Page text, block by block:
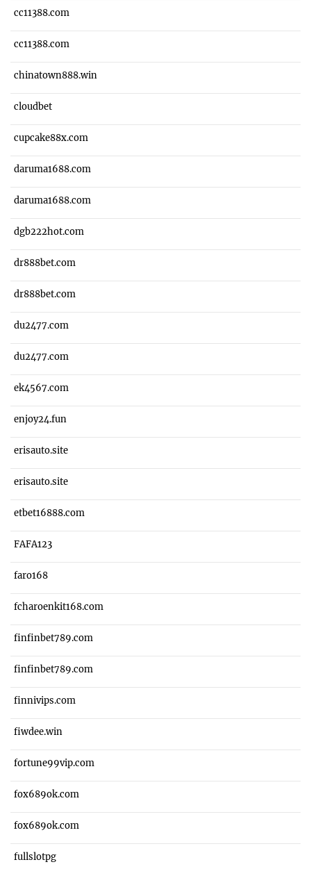
cc11388.com
cc11388.com
chinatown888.win
cloudbet
cupcake88x.com
daruma1688.com
daruma1688.com
dgb222hot.com
dr888bet.com
dr888bet.com
du2477.com
du2477.com
ek4567.com
enjoy24.fun
erisauto.site
erisauto.site
etbet16888.com
FAFA123
faro168
fcharoenkit168.com
finfinbet789.com
finfinbet789.com
finnivips.com
fiwdee.win
fortune99vip.com
fox689ok.com
fox689ok.com
fullslotpg